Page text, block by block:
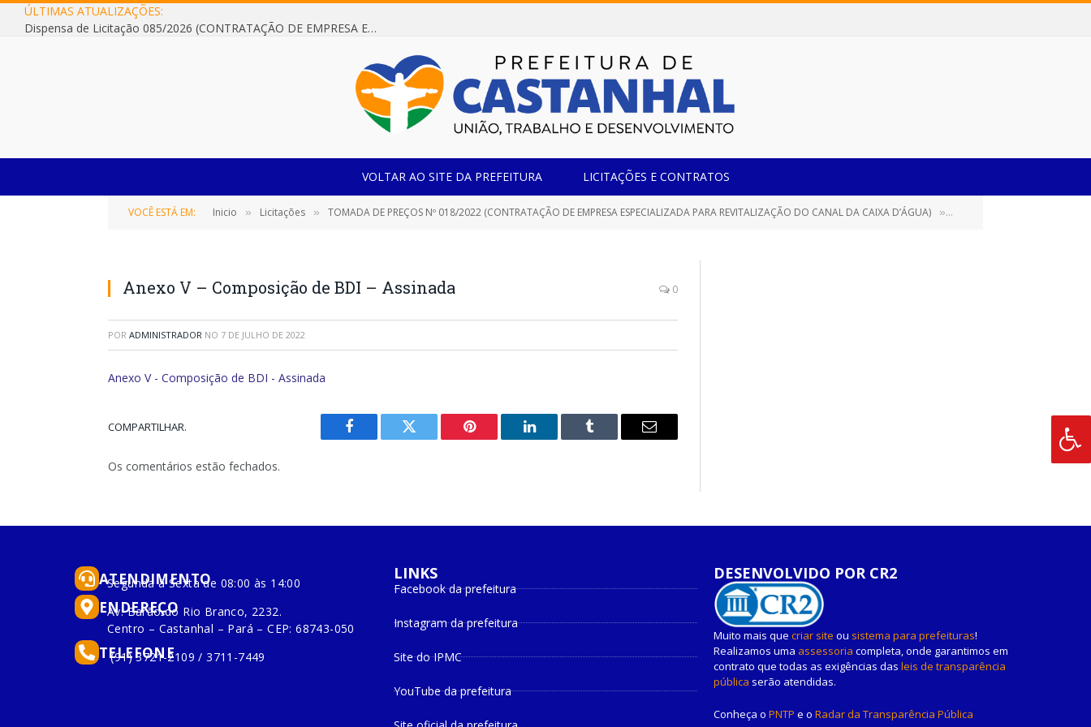
ÚLTIMAS ATUALIZAÇÕES:
Dispensa de Licitação 085/2026 (CONTRATAÇÃO DE EMPRESA ESPECIALIZADA NA FABRICAÇÃO DE MÓVEIS SOB MEDIDA COM ESTRUTURA METÁLICA EM METALON PARA ATENDIMENTO DAS NECESSIDADES DA SALA SIMOV DA EMEF MADRE MARIA VIGANÓ)
VOLTAR AO SITE DA PREFEITURA LICITAÇÕES E CONTRATOS
VOCÊ ESTÁ EM: Inicio » Licitações » TOMADA DE PREÇOS Nº 018/2022 (CONTRATAÇÃO DE EMPRESA ESPECIALIZADA PARA REVITALIZAÇÃO DO CANAL DA CAIXA D’ÁGUA) »
Anexo V – Composição de BDI – Assinada 0
POR ADMINISTRADOR NO 7 DE JULHO DE 2022
Anexo V - Composição de BDI - Assinada
COMPARTILHAR.
Facebook Twitter Pinterest
O
Tumblr
E-
Os comentários estão fechados.
ATENDIMENTO
Segunda à Sexta de 08:00 às 14:00
ENDEREÇO
Av. Barão do Rio Branco, 2232.
Centro – Castanhal – Pará – CEP: 68743-050
TELEFONE
(91) 3721-2109 / 3711-7449
LINKS
Facebook da prefeitura
Instagram da prefeitura
Site do IPMC
YouTube da prefeitura
DESENVOLVIDO POR CR2
Muito mais que criar site ou sistema para prefeituras!
Realizamos uma assessoria completa, onde garantimos em
contrato que todas as exigências das leis de transparência
pública serão atendidas.
Conheça o PNTP e o Radar da Transparência Pública